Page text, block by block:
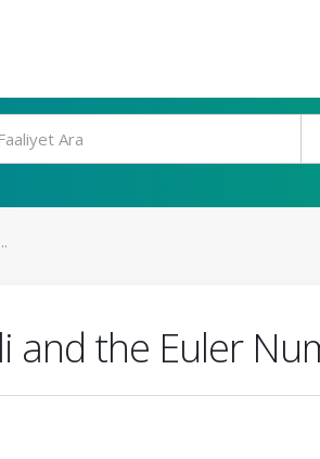
the Euler